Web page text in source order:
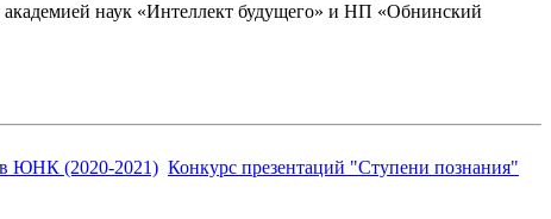
наук «Интеллект будущего» и НП «Обнинский
ЮНК (2020-2021) Конкурс презентаций "Ступени познания"